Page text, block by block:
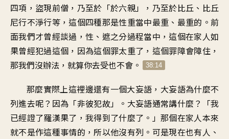
四項，盜現前僧，乃至於「於六親」，乃至於比丘、比丘
尼行不淨行等，這個四種那是性重當中最重、最重的。前
面我們才曾經談過，性、遮之分過程當中，這個在家人如
果曾經犯過這個，因為這個罪太重了，這個罪障會障住，
那我們沒辦法，就算你去受也不會。
38:14
那麼實際上這裡邊還有一個大妄語，大妄語為什麼不
列進去呢？因為「非彼犯故」。大妄語通常講什麼？「我
已經證了羅漢果了，我得到了什麼了。」那個在家人本來
就不是作這種事情的，所以他沒有列。可是現在也有人、